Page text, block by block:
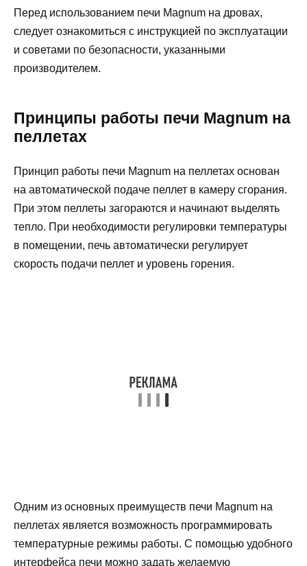
Перед использованием печи Magnum на дровах,
следует ознакомиться с инструкцией по эксплуатации
и советами по безопасности, указанными
производителем.
Принципы работы печи Magnum на
пеллетах
Принцип работы печи Magnum на пеллетах основан
на автоматической подаче пеллет в камеру сгорания.
При этом пеллеты загораются и начинают выделять
тепло. При необходимости регулировки температуры
в помещении, печь автоматически регулирует
скорость подачи пеллет и уровень горения.
Одним из основных преимуществ печи Magnum на
пеллетах является возможность программировать
температурные режимы работы. С помощью удобного
интерфейса печи можно задать желаемую